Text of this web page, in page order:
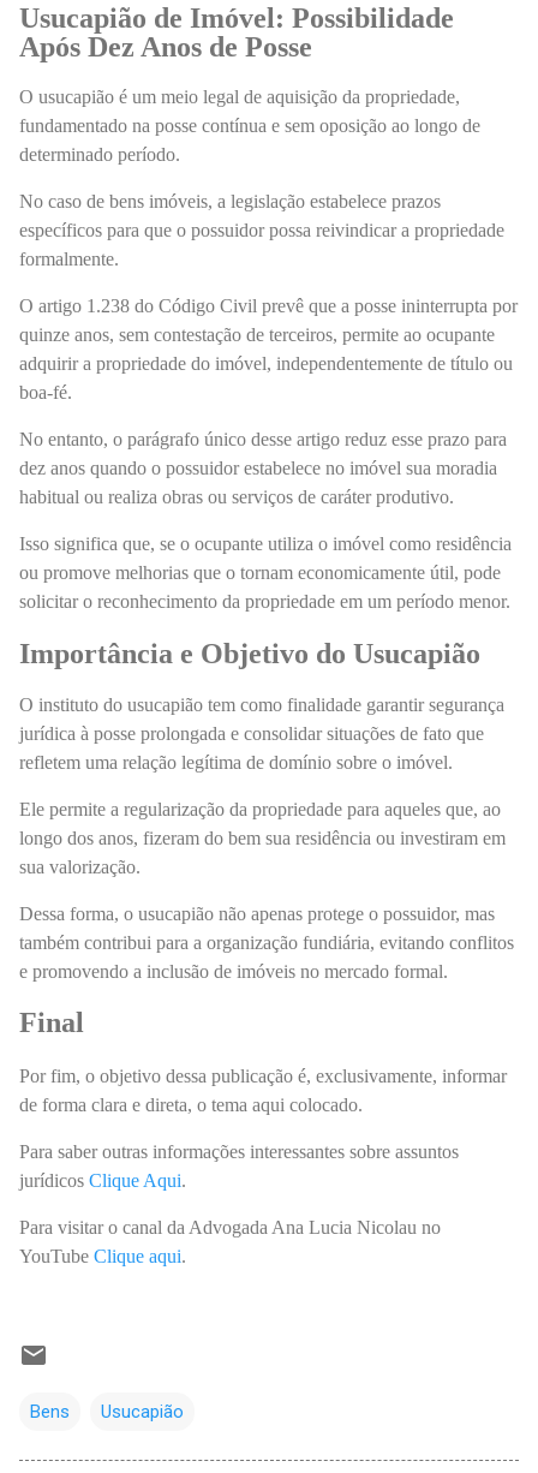
Usucapião de Imóvel: Possibilidade
Após Dez Anos de Posse
O usucapião é um meio legal de aquisição da propriedade,
fundamentado na posse contínua e sem oposição ao longo de
determinado período.
No caso de bens imóveis, a legislação estabelece prazos
específicos para que o possuidor possa reivindicar a propriedade
formalmente.
O artigo 1.238 do Código Civil prevê que a posse ininterrupta por
quinze anos, sem contestação de terceiros, permite ao ocupante
adquirir a propriedade do imóvel, independentemente de título ou
boa-fé.
No entanto, o parágrafo único desse artigo reduz esse prazo para
dez anos quando o possuidor estabelece no imóvel sua moradia
habitual ou realiza obras ou serviços de caráter produtivo.
Isso significa que, se o ocupante utiliza o imóvel como residência
ou promove melhorias que o tornam economicamente útil, pode
solicitar o reconhecimento da propriedade em um período menor.
Importância e Objetivo do Usucapião
O instituto do usucapião tem como finalidade garantir segurança
jurídica à posse prolongada e consolidar situações de fato que
refletem uma relação legítima de domínio sobre o imóvel.
Ele permite a regularização da propriedade para aqueles que, ao
longo dos anos, fizeram do bem sua residência ou investiram em
sua valorização.
Dessa forma, o usucapião não apenas protege o possuidor, mas
também contribui para a organização fundiária, evitando conflitos
e promovendo a inclusão de imóveis no mercado formal.
Final
Por fim, o objetivo dessa publicação é, exclusivamente, informar
de forma clara e direta, o tema aqui colocado.
Para saber outras informações interessantes sobre assuntos
jurídicos Clique Aqui.
Para visitar o canal da Advogada Ana Lucia Nicolau no
YouTube Clique aqui.
Bens Usucapião